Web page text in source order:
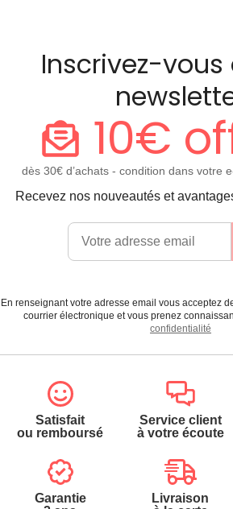
Inscrivez-vous
10€
dès 30€ d’achats - condition dans votre
Recevez nos nouveautés et
En renseignant votre adresse email vous acceptez
courrier électronique et vous prenez
confidentialité
Satisfait
ou remboursé
Service client
à votre écoute
Garantie
Livraison